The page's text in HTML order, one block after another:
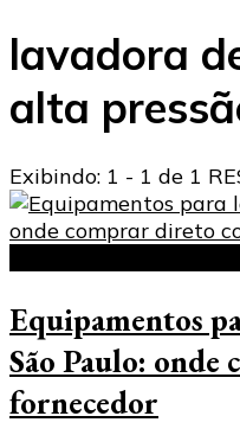
lavadora
alta
Exibindo: 1 - 1 de 1
Equipamentos
São Paulo:
fornecedor